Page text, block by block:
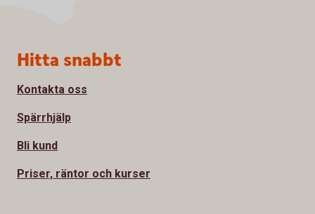
Sidfot
Hitta snabbt
Kontakta oss
Spärrhjälp
Bli kund
Priser, räntor och kurser